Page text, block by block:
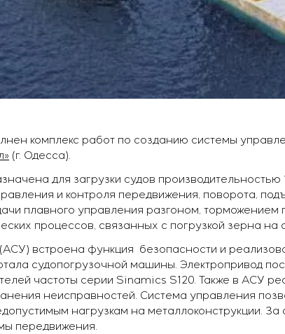
комплекс работ по созданию системы
(г. Одесса).
для загрузки судов
и контроля передвижения, поворота,
плавного управления разгоном,
процессов, связанных с погрузкой зерна на
встроена функция безопасности и
судопогрузочной машины. Электропривод
частоты серии Sinamics S120. Также в АСУ
неисправностей. Система управления
нагрузкам на металлоконструкции.
передвижения.